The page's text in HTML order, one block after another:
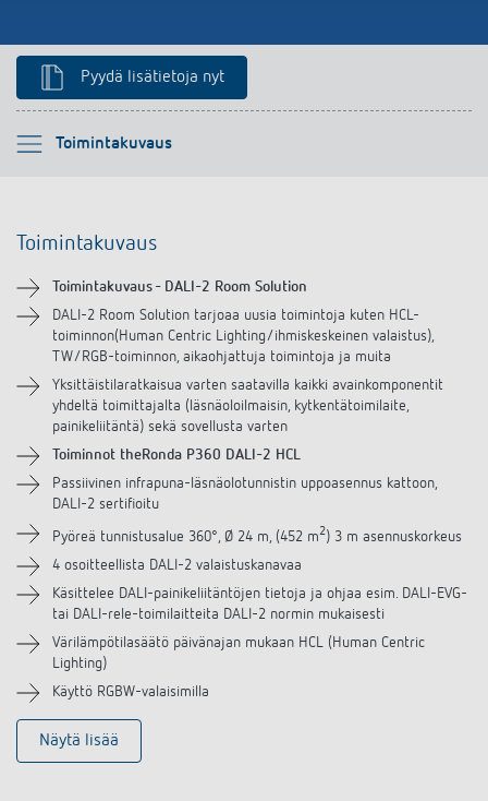
Pyydä lisätietoja nyt
Toimintakuvaus
Ole hyvä ja valitse
Lataukset
Samanlaisia tuotteita
Toimintakuvaus
Toimintakuvaus - DALI-2 Room Solution
DALI-2 Room Solution tarjoaa uusia toimintoja kuten HCL-
toiminnon(Human Centric Lighting/ihmiskeskeinen valaistus),
TW/RGB-toiminnon, aikaohjattuja toimintoja ja muita
Yksittäistilaratkaisua varten saatavilla kaikki avainkomponentit
yhdeltä toimittajalta (läsnäoloilmaisin, kytkentätoimilaite,
painikeliitäntä) sekä sovellusta varten
Toiminnot theRonda P360 DALI-2 HCL
Passiivinen infrapuna-läsnäolotunnistin uppoasennus kattoon,
DALI-2 sertifioitu
Pyöreä tunnistusalue 360°, Ø 24 m, (452 m2) 3 m asennuskorkeus
4 osoitteellista DALI-2 valaistuskanavaa
Käsittelee DALI-painikeliitäntöjen tietoja ja ohjaa esim. DALI-EVG-
tai DALI-rele-toimilaitteita DALI-2 normin mukaisesti
Värilämpötilasäätö päivänajan mukaan HCL (Human Centric
Lighting)
Käyttö RGBW-valaisimilla
Näytä lisää